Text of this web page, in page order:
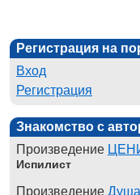
Регистрация на
Вход
Регистрация
Знакомство с
Произведение
Испилист
Произведение Душа